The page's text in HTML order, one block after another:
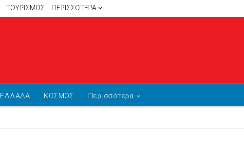
ΤΟΥΡΙΣΜΟΣ ΠΕΡΙΣΣΌΤΕΡΑ
ΕΛΛΑΔΑ ΚΟΣΜΟΣ Περισσότερα